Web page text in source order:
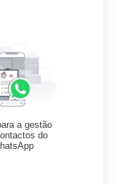
os novos
O novo
está
Maio.